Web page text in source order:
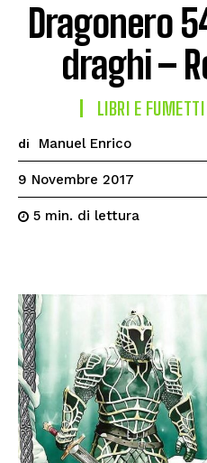
Dragonero
draghi –
LIBRI E FUMETTI
di Manuel Enrico
9 Novembre 2017
5 min. di lettura